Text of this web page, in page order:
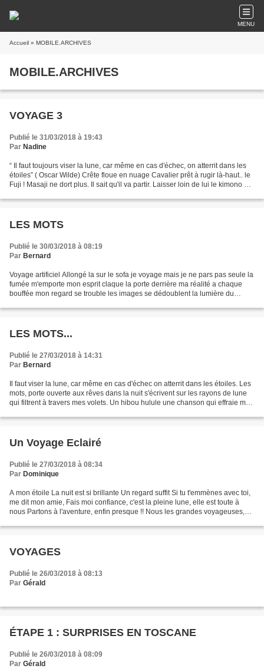
MENU
Accueil » MOBILE.ARCHIVES
MOBILE.ARCHIVES
VOYAGE 3
Publié le 31/03/2018 à 19:43
Par Nadine
“ Il faut toujours viser la lune, car même en cas d'échec, on atterrit dans les
étoiles” ( Oscar Wilde) Crête floue en nuage Cavalier prêt à rugir là-haut.. le
Fuji ! Masaji ne dort plus. Il sait qu'il va partir. Laisser loin de lui le kimono du
LES MOTS
Publié le 30/03/2018 à 08:19
Par Bernard
Voyage artificiel Allongé la sur le sofa je voyage mais je ne pars pas seule la
fumée m'emporte mon esprit claque la porte derrière ma réalité a chaque
bouffée mon regard se trouble les images se dédoublent la lumière du
LES MOTS...
Publié le 27/03/2018 à 14:31
Par Bernard
Il faut viser la lune, car même en cas d'échec on atterrit dans les étoiles. Les
mots, porte ouverte aux rêves dans la nuit s'écrivent sur les rayons de lune
qui filtrent à travers mes volets. Un hibou hulule une chanson qui effraie mon
Un Voyage Eclairé
Publié le 27/03/2018 à 08:34
Par Dominique
A mon étoile La nuit est si brillante Un regard suffit Si tu t'emmènes avec toi,
me dit mon amie, Fais moi confiance, c'est la pleine lune, elle est toute à
nous Partons à l'aventure, enfin presque !! Nous les grandes voyageuses,
VOYAGES
Publié le 26/03/2018 à 08:13
Par Gérald
ÉTAPE 1 : SURPRISES EN TOSCANE
Publié le 26/03/2018 à 08:09
Par Gérald